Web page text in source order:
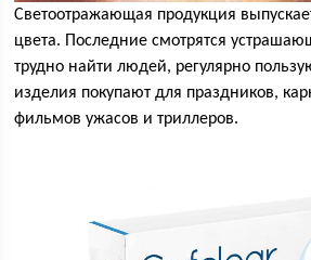
Светоотражающая продукция
цвета. Последние смотрятся
трудно найти людей, регулярно
изделия покупают для праздников,
фильмов ужасов и триллеров.